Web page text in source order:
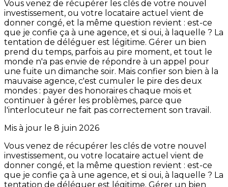
Vous venez de récupérer les clés de votre nouvel
investissement, ou votre locataire actuel vient de
donner congé, et la même question revient : est-ce
que je confie ça à une agence, et si oui, à laquelle ? La
tentation de déléguer est légitime. Gérer un bien
prend du temps, parfois au pire moment, et tout le
monde n'a pas envie de répondre à un appel pour
une fuite un dimanche soir. Mais confier son bien à la
mauvaise agence, c'est cumuler le pire des deux
mondes : payer des honoraires chaque mois et
continuer à gérer les problèmes, parce que
l'interlocuteur ne fait pas correctement son travail.
Mis à jour le 8 juin 2026
Vous venez de récupérer les clés de votre nouvel
investissement, ou votre locataire actuel vient de
donner congé, et la même question revient : est-ce
que je confie ça à une agence, et si oui, à laquelle ? La
tentation de déléguer est légitime. Gérer un bien